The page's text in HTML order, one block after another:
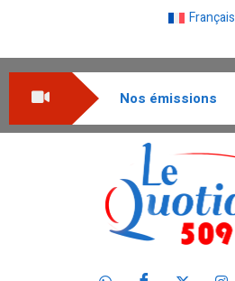
Français
Nos émissions